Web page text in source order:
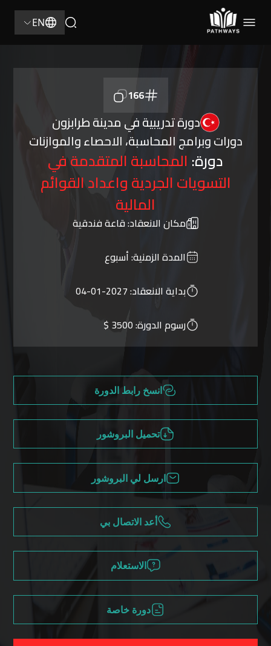
EN
166
دورة تدريبية في مدينة طرابزون
دورات وبرامج المحاسبة، الاحصاء والموازنات
دورة: المحاسبة المتقدمة في
التسويات الجردية واعداد القوائم
المالية
مكان الانعقاد:قاعة فندقية
المدة الزمنية:أسبوع
بداية الانعقاد:2027-01-04
رسوم الدورة:3500 $
انسخ رابط الدورة
تحميل البروشور
ارسل لي البروشور
أعد الاتصال بي
الاستعلام
دورة خاصة